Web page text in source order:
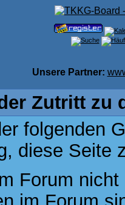
Unsere Partner:
Zutritt zu
folgenden
diese Seite
Forum
im Forum